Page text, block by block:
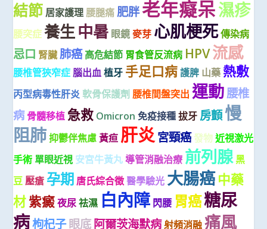
結節 居家護理 腰腿痛 肥胖老年癡呆濕疹
腰突症 養生中暑 眼鏡 麥芽 心肌梗死傳染病
忌口 腎臟肺癌 高危結節 胃食管反流病 HPV流感
腰椎管狹窄症 腦出血 植牙 手足口病 護脾 山藥 熱敷
丙型病毒性肝炎 軟骨保護劑 腰椎間盤突出 運動腰椎
病 骨髓移植 急救 Omicron 免疫接種 拔牙 房顫慢
阻肺 抑鬱伴焦慮 黃疸 肝炎宮頸癌發物 近視激光
手術 單眼近視 安宮牛黃丸 導管消融治療 前列腺黑
豆 壓瘡 孕期 唐氏綜合徵醫學驗光 大腸癌中藥
材紫癜 夜尿 祛濕 白內障 閃腰 胃癌糖尿
病枸杞子眼底 阿爾茨海默病射頻消融 痛風